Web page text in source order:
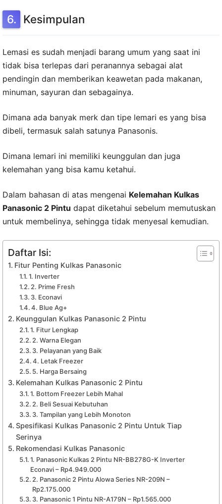
Kesimpulan
Lemasi es sudah menjadi barang umum yang saat ini
tidak bisa terlepas dari peranannya sebagai alat
pendingin dan memberikan keawetan pada makanan,
minuman, sayuran dan sebagainya.
Dimana ada banyak merk dan tipe lemari es yang bisa
dibeli, termasuk salah satunya Panasonis.
Dimana lemari ini memiliki keunggulan dan juga
kelemahan yang bisa kamu ketahui.
Dalam bahasan di atas mengenai Kelemahan Kulkas
Panasonic 2 Pintu dapat diketahui sebelum memutuskan
untuk membelinya, sehingga tidak menyesal kemudian.
Daftar Isi:
Fitur Penting Kulkas Panasonic
1. Inverter
2. Prime Fresh
3. Econavi
4. Blue Ag+
Keunggulan Kulkas Panasonic 2 Pintu
1. Fitur Lengkap
2. Warna Elegan
3. Pelayanan yang Baik
4. Letak Freezer
5. Harga Bersaing
Kelemahan Kulkas Panasonic 2 Pintu
1. Bottom Freezer Lebih Mahal
2. Beli Sesuai Kebutuhan
3. Tampilan yang Lebih Monoton
Spesifikasi Kulkas Panasonic 2 Pintu Untuk Tiap
Serinya
Rekomendasi Kulkas Panasonic
1. Panasonic Kulkas 2 Pintu NR-BB278G-K Inverter
Econavi – Rp4.949.000
2. Panasonic 2 Pintu Alowa Series NR-209N –
Rp2.175.000
3. Panasonic 1 Pintu NR-A179N – Rp1.565.000